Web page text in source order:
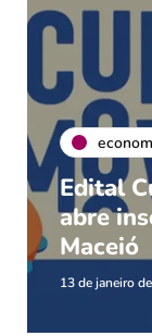
Edital
abre
Maceió
13 de janeiro